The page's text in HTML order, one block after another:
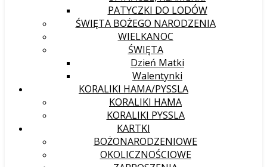
PATYCZKI DO LODÓW
ŚWIĘTA BOŻEGO NARODZENIA
WIELKANOC
ŚWIĘTA
Dzień Matki
Walentynki
KORALIKI HAMA/PYSSLA
KORALIKI HAMA
KORALIKI PYSSLA
KARTKI
BOŻONARODZENIOWE
OKOLICZNOŚCIOWE